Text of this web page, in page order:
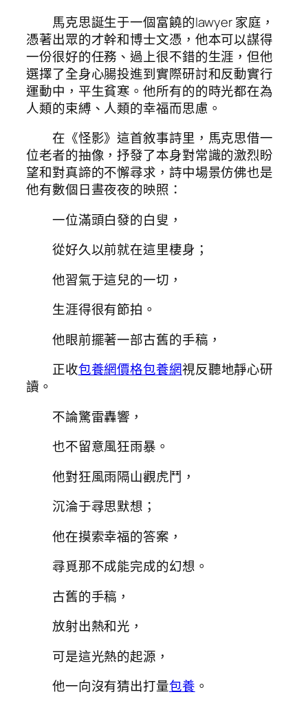
馬克思誕生于一個富饒的lawyer 家庭，
憑著出眾的才幹和博士文憑，他本可以謀得
一份很好的任務、過上很不錯的生涯，但他
選擇了全身心腸投進到實際研討和反動實行
運動中，平生貧寒。他所有的的時光都在為
人類的束縛、人類的幸福而思慮。
在《怪影》這首敘事詩里，馬克思借一
位老者的抽像，抒發了本身對常識的激烈盼
望和對真諦的不懈尋求，詩中場景仿佛也是
他有數個日晝夜夜的映照：
一位滿頭白發的白叟，
從好久以前就在這里棲身；
他習氣于這兒的一切，
生涯得很有節拍。
他眼前擺著一部古舊的手稿，
正收包養網價格包養網視反聽地靜心研
讀。
不論驚雷轟響，
也不留意風狂雨暴。
他對狂風雨隔山觀虎鬥，
沉淪于尋思默想；
他在摸索幸福的答案，
尋覓那不成能完成的幻想。
古舊的手稿，
放射出熱和光，
可是這光熱的起源，
他一向沒有猜出打量包養 。